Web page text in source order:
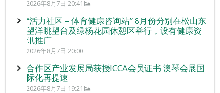
2026年8月7日 20:41
“活力社区 – 体育健康咨询站” 8月份分别在松山东
望洋眺望台及绿杨花园休憩区举行，设有健康资
讯推广
2026年8月7日 20:00
合作区产业发展局获授ICCA会员证书 澳琴会展国
际化再提速
2026年8月7日 19:21